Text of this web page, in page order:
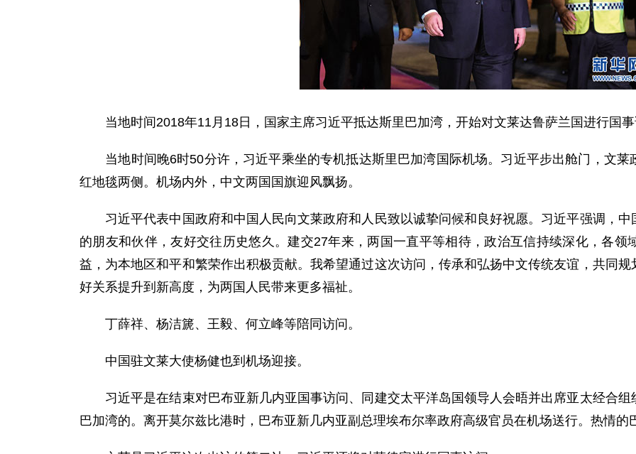
当地时间2018年11月18日，国家主席习近平抵达斯里巴加湾，开始对文莱达鲁萨兰国进行国
当地时间晚6时50分许，习近平乘坐的专机抵达斯里巴加湾国际机场。习近平步出舱门，文莱
红地毯两侧。机场内外，中文两国国旗迎风飘扬。
习近平代表中国政府和中国人民向文莱政府和人民致以诚挚问候和良好祝愿。习近平强调，中
的朋友和伙伴，友好交往历史悠久。建交27年来，两国一直平等相待，政治互信持续深化，各领
益，为本地区和平和繁荣作出积极贡献。我希望通过这次访问，传承和弘扬中文传统友谊，共同
好关系提升到新高度，为两国人民带来更多福祉。
丁薛祥、杨洁篪、王毅、何立峰等陪同访问。
中国驻文莱大使杨健也到机场迎接。
习近平是在结束对巴布亚新几内亚国事访问、同建交太平洋岛国领导人会晤并出席亚太经合组
巴加湾的。离开莫尔兹比港时，巴布亚新几内亚副总理埃布尔率政府高级官员在机场送行。热情